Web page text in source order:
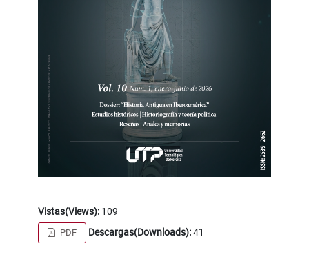
Vistas(Views): 109
PDF Descargas(Downloads):41